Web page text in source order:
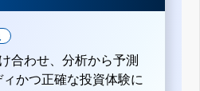
合わせ、分析から予測
かつ正確な投資体験に